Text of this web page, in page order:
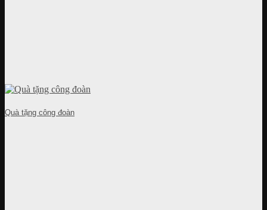
Quà tặng công đoàn